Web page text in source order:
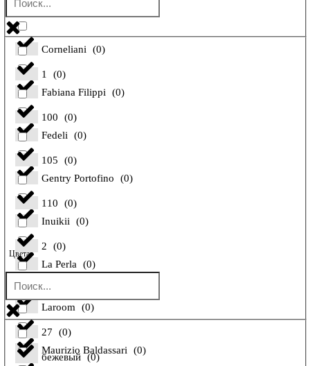
Bilancioni
Corneliani (0)
Fabiana Filippi (0)
Fedeli (0)
Gentry Portofino (0)
Inuikii (0)
La Perla (0)
Laroom (0)
Maurizio Baldassari (0)
1 (0)
100 (0)
105 (0)
110 (0)
2 (0)
26
27 (0)
Цвета
бежевый (0)